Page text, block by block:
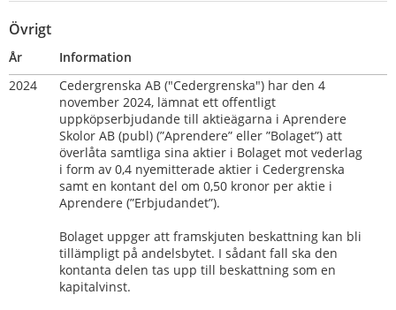
Övrigt
År
Information
2024
Cedergrenska AB ("Cedergrenska") har den 4
november 2024, lämnat ett offentligt
uppköpserbjudande till aktieägarna i Aprendere
Skolor AB (publ) (”Aprendere” eller ”Bolaget”) att
överlåta samtliga sina aktier i Bolaget mot vederlag
i form av 0,4 nyemitterade aktier i Cedergrenska
samt en kontant del om 0,50 kronor per aktie i
Aprendere (”Erbjudandet”).
Bolaget uppger att framskjuten beskattning kan bli
tillämpligt på andelsbytet. I sådant fall ska den
kontanta delen tas upp till beskattning som en
kapitalvinst.